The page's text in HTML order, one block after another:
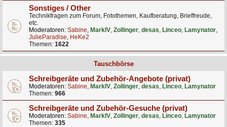
Sonstiges / Other
Technikfragen zum Forum, Fotothemen, Kaufberatung, Brieffreude,
etc.
Moderatoren: Sabine, MarkIV, Zollinger, desas, Linceo, Lamynator,
JulieParadise, HeKe2
Themen: 1622
Tauschbörse
Schreibgeräte und Zubehör-Angebote (privat)
Moderatoren: Sabine, MarkIV, Zollinger, desas, Linceo, Lamynator
Themen: 966
Schreibgeräte und Zubehör-Gesuche (privat)
Moderatoren: Sabine, MarkIV, Zollinger, desas, Linceo, Lamynator
Themen: 335